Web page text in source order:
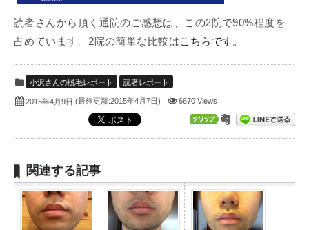
読者さんから頂く通院のご感想は、この2院で90%程度を
占めています。2院の簡単な比較はこちらです。
小沢さんの脱毛レポート 読者レポート
2015年4月9日 (最終更新:2015年4月7日) 6670 Views
関連する記事